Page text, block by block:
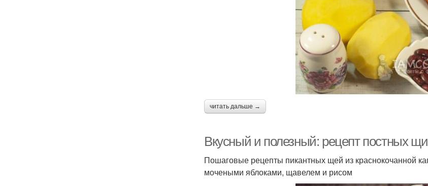
читать дальше →
Вкусный и полезный: рецепт постных
Пошаговые рецепты пикантных щей из краснокочанной
мочеными яблоками, щавелем и рисом